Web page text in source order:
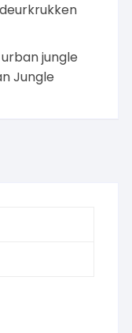
urban jungle
Jungle